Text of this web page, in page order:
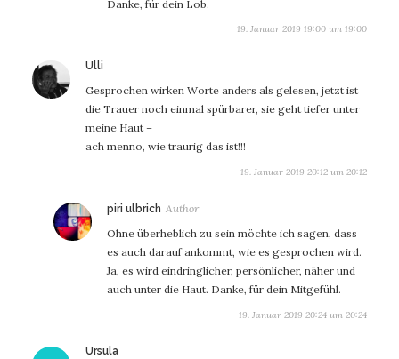
Danke, für dein Lob.
19. Januar 2019 19:00 um 19:00
Ulli
Gesprochen wirken Worte anders als gelesen, jetzt ist
die Trauer noch einmal spürbarer, sie geht tiefer unter
meine Haut –
ach menno, wie traurig das ist!!!
19. Januar 2019 20:12 um 20:12
piri ulbrich sagt:
Ohne überheblich zu sein möchte ich sagen, dass
es auch darauf ankommt, wie es gesprochen wird.
Ja, es wird eindringlicher, persönlicher, näher und
auch unter die Haut. Danke, für dein Mitgefühl.
19. Januar 2019 20:24 um 20:24
Ursulasagt: